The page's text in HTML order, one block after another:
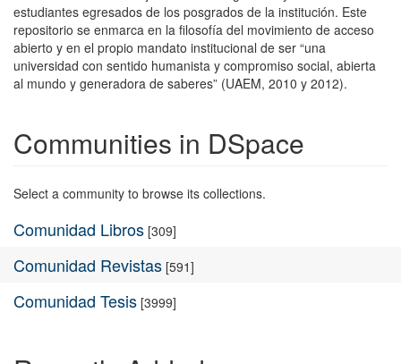
estudiantes egresados de los posgrados de la institución. Este
repositorio se enmarca en la filosofía del movimiento de acceso
abierto y en el propio mandato institucional de ser “una
universidad con sentido humanista y compromiso social, abierta
al mundo y generadora de saberes” (UAEM, 2010 y 2012).
Communities in DSpace
Select a community to browse its collections.
Comunidad Libros [309]
Comunidad Revistas [591]
Comunidad Tesis [3999]